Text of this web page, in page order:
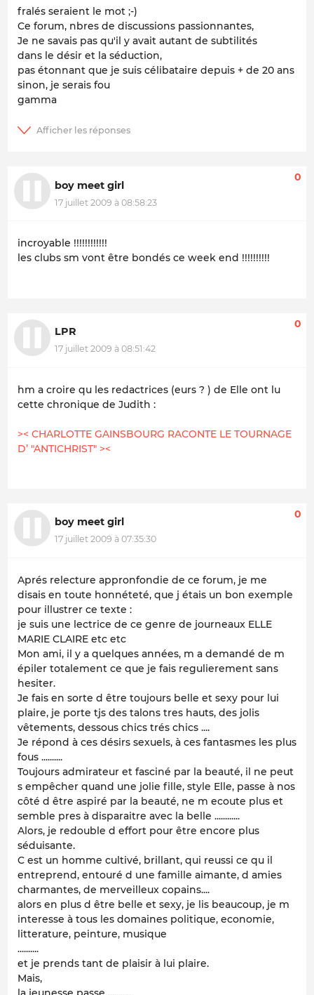
fralés seraient le mot ;-)
Ce forum, nbres de discussions passionnantes,
Je ne savais pas qu'il y avait autant de subtilités
dans le désir et la séduction,
pas étonnant que je suis célibataire depuis + de 20 ans
sinon, je serais fou
gamma
boy meet girl
17 juillet 2009 à 08:58:23
0
incroyable !!!!!!!!!!!!
les clubs sm vont être bondés ce week end !!!!!!!!!!
LPR
17 juillet 2009 à 08:51:42
0
hm a croire qu les redactrices (eurs ? ) de Elle ont lu
cette chronique de Judith :
>< CHARLOTTE GAINSBOURG RACONTE LE TOURNAGE
D’ "ANTICHRIST" ><
boy meet girl
17 juillet 2009 à 07:35:30
0
Aprés relecture appronfondie de ce forum, je me
disais en toute honnéteté, que j étais un bon exemple
pour illustrer ce texte :
je suis une lectrice de ce genre de journeaux ELLE
MARIE CLAIRE etc etc
Mon ami, il y a quelques années, m a demandé de m
épiler totalement ce que je fais regulierement sans
hesiter.
Je fais en sorte d être toujours belle et sexy pour lui
plaire, je porte tjs des talons tres hauts, des jolis
vêtements, dessous chics trés chics ....
Je répond à ces désirs sexuels, à ces fantasmes les plus
fous ..........
Toujours admirateur et fasciné par la beauté, il ne peut
s empêcher quand une jolie fille, style Elle, passe à nos
côté d être aspiré par la beauté, ne m ecoute plus et
semble pres à disparaitre avec la belle ............
Alors, je redouble d effort pour être encore plus
séduisante.
C est un homme cultivé, brillant, qui reussi ce qu il
entreprend, entouré d une famille aimante, d amies
charmantes, de merveilleux copains....
alors en plus d être belle et sexy, je lis beaucoup, je m
interesse à tous les domaines politique, economie,
litterature, peinture, musique
..........
et je prends tant de plaisir à lui plaire.
Mais,